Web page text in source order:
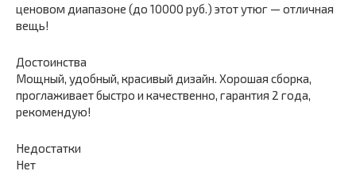
ценовом диапазоне (до 10000 руб.) этот утюг — отличная
вещь!
Достоинства
Мощный, удобный, красивый дизайн. Хорошая сборка,
проглаживает быстро и качественно, гарантия 2 года,
рекомендую!
Недостатки
Нет